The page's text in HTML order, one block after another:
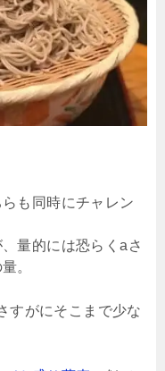
も同時にチャレン
量的には恐らくaさ
。
すがにそこまで少な